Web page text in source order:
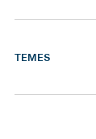
TEMES